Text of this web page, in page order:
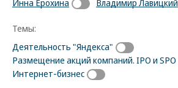
Инна Ерохина
Владимир Лавицкий
Темы:
Деятельность "Яндекса"
Размещение акций компаний. IPO и SPO
Интернет-бизнес